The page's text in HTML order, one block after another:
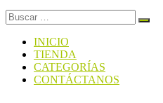
INICIO
TIENDA
CATEGORÍAS
CONTÁCTANOS